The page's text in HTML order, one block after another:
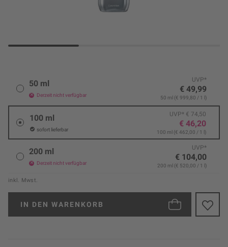
50 ml
Derzeit nicht verfügbar
UVP*
€ 49,99
50 ml (€ 999,80 / 1 l)
100 ml
sofort lieferbar
UVP* € 74,50
€ 46,20
100 ml (€ 462,00 / 1 l)
200 ml
Derzeit nicht verfügbar
UVP*
€ 104,00
200 ml (€ 520,00 / 1 l)
inkl. Mwst.
IN DEN WARENKORB